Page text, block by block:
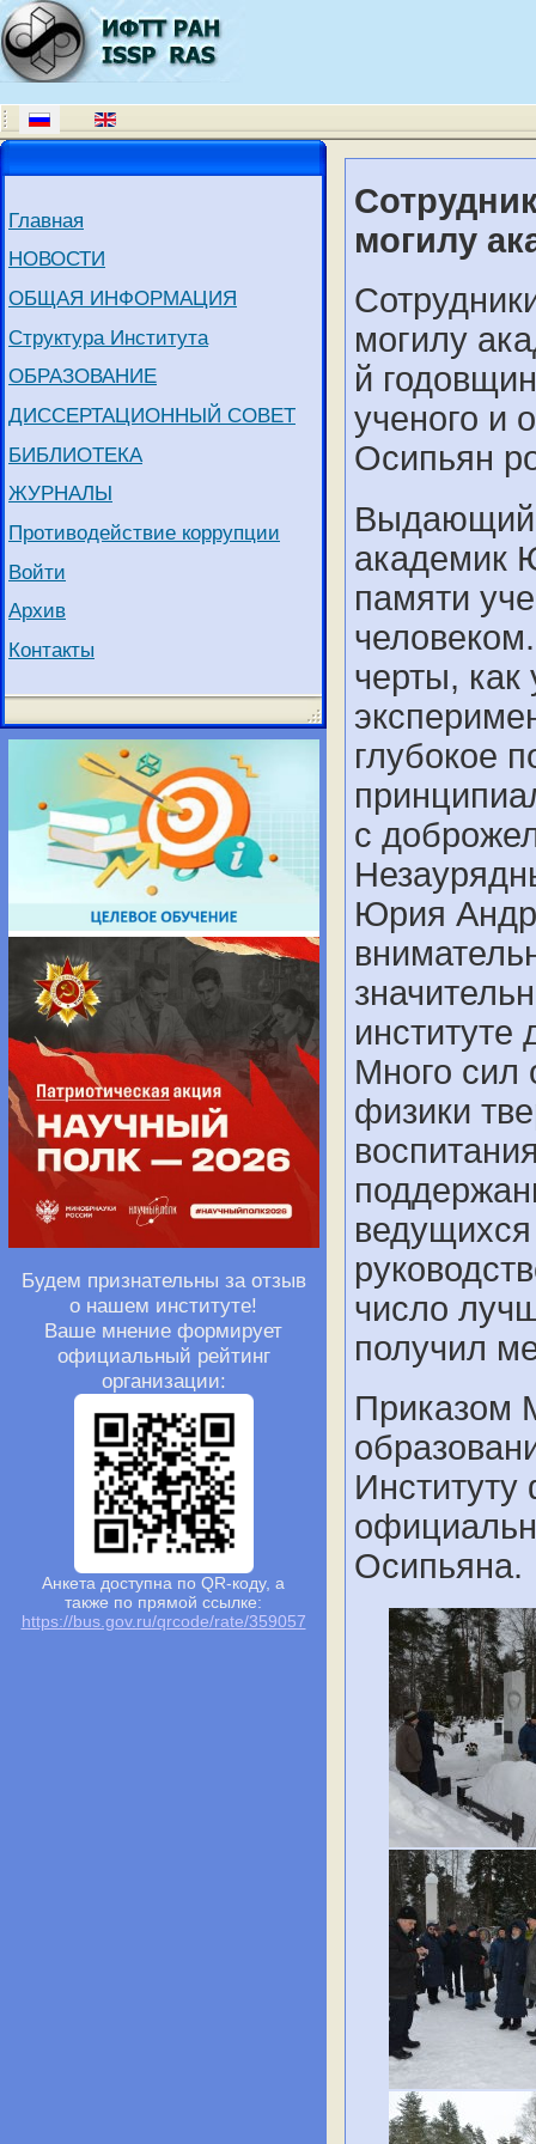
Главная
НОВОСТИ
ОБЩАЯ ИНФОРМАЦИЯ
Структура Института
ОБРАЗОВАНИЕ
ДИССЕРТАЦИОННЫЙ СОВЕТ
БИБЛИОТЕКА
ЖУРНАЛЫ
Противодействие коррупции
Войти
Архив
Контакты
Будем признательны за отзыв
о нашем институте!
Ваше мнение формирует
официальный рейтинг
организации:
Анкета доступна по QR-коду, а
также по прямой ссылке:
https://bus.gov.ru/qrcode/rate/359057
могилу
могилу
й
ученого и
Осипьян
академик
памяти
черты, как
глубокое
с
Юрия
Много сил
физики
число
получил
Приказом
Осипьяна.